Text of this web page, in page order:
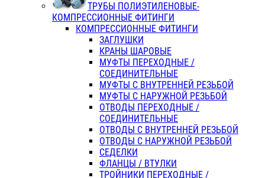
ТРУБЫ ПОЛИЭТИЛЕНОВЫЕ-
КОМПРЕССИОННЫЕ ФИТИНГИ
КОМПРЕССИОННЫЕ ФИТИНГИ
ЗАГЛУШКИ
КРАНЫ ШАРОВЫЕ
МУФТЫ ПЕРЕХОДНЫЕ /
СОЕДИНИТЕЛЬНЫЕ
МУФТЫ С ВНУТРЕННЕЙ РЕЗЬБОЙ
МУФТЫ С НАРУЖНОЙ РЕЗЬБОЙ
ОТВОДЫ ПЕРЕХОДНЫЕ /
СОЕДИНИТЕЛЬНЫЕ
ОТВОДЫ С ВНУТРЕННЕЙ РЕЗЬБОЙ
ОТВОДЫ С НАРУЖНОЙ РЕЗЬБОЙ
СЕДЕЛКИ
ФЛАНЦЫ / ВТУЛКИ
ТРОЙНИКИ ПЕРЕХОДНЫЕ /